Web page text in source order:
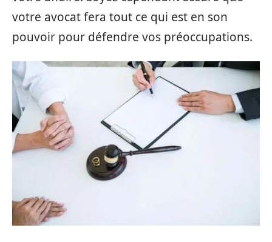
votre avocat fera tout ce qui est en son
pouvoir pour défendre vos préoccupations.